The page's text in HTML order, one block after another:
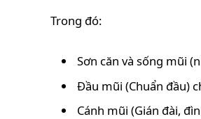
Trong đó:
Sơn căn và sống mũi
Đầu mũi (Chuẩn đầu)
Cánh mũi (Gián đài,